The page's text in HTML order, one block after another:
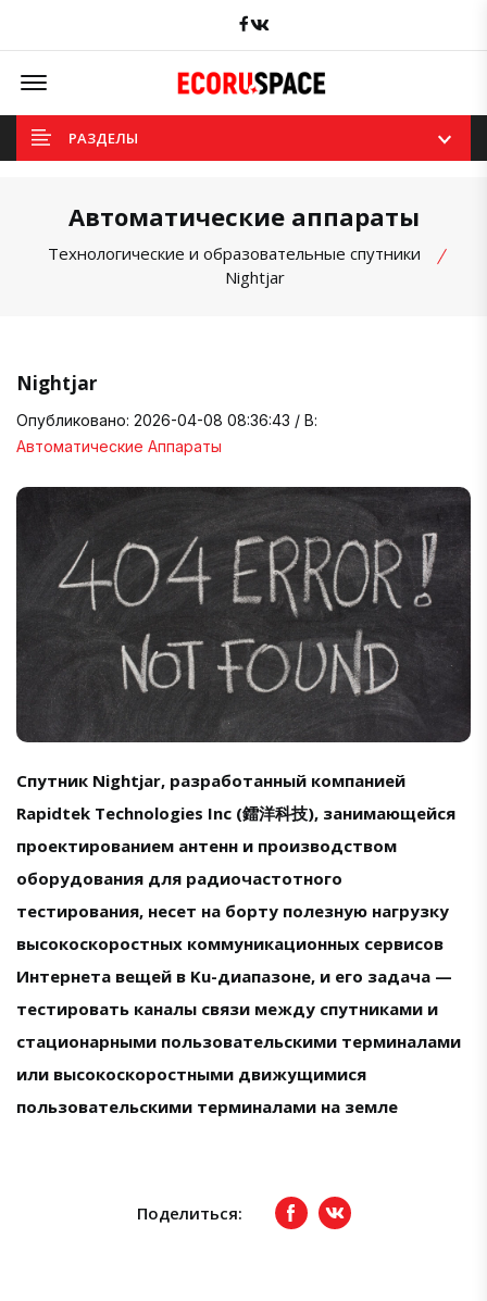
Facebook
Offcanvas Menu Open
РАЗДЕЛЫ
Автоматические аппараты
Технологические и образовательные спутники
Nightjar
Nightjar
Опубликовано: 2026-04-08 08:36:43 / В:
Автоматические Аппараты
Спутник Nightjar, разработанный компанией
Rapidtek Technologies Inc (鐳洋科技), занимающейся
проектированием антенн и производством
оборудования для радиочастотного
тестирования, несет на борту полезную нагрузку
высокоскоростных коммуникационных сервисов
Интернета вещей в Ku-диапазоне, и его задача —
тестировать каналы связи между спутниками и
стационарными пользовательскими терминалами
или высокоскоростными движущимися
пользовательскими терминалами на земле
Поделиться: FacebookвКонтакте